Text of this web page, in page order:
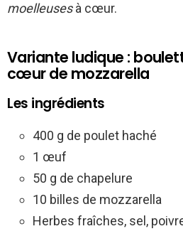
moelleusesà cœur.
Variante ludique :
cœur de mozzarella
Les ingrédients
400 g de poulet haché
1 œuf
50 g de chapelure
10 billes de mozzarella
Herbes fraîches, sel,